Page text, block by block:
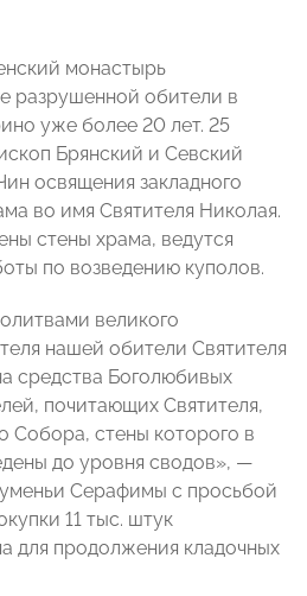
монастырь
разрушенной обители в
уже более 20 лет. 25
Брянский и Севский
освящения закладного
во имя Святителя Николая.
стены храма, ведутся
по возведению куполов.
великого
нашей обители Святителя
средства Боголюбивых
почитающих Святителя,
Собора, стены которого в
до уровня сводов», —
Серафимы с просьбой
11 тыс. штук
для продолжения кладочных